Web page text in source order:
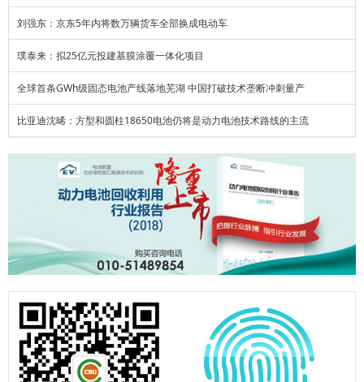
刘强东：京东5年内将数万辆货车全部换成电动车
璞泰来：拟25亿元投建基膜涂覆一体化项目
全球首条GWh级固态电池产线落地芜湖 中国打破技术垄断冲刺量产
比亚迪沈晞：方型和圆柱18650电池仍将是动力电池技术路线的主流